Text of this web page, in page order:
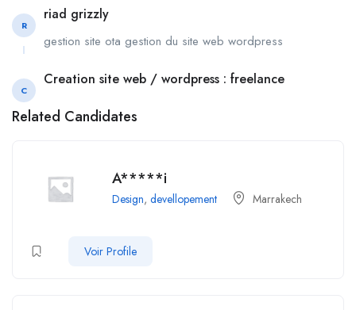
R
riad grizzly
gestion site ota gestion du site web wordpress
C
Creation site web / wordpress : freelance
Related Candidates
A*****i
Design, devellopement Marrakech
Voir Profile